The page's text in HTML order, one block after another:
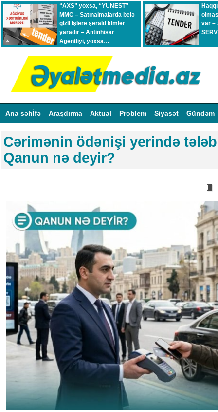
“AXS” yoxsa, “YUNEST”
MMC – Satınalmalarda belə
gizli işlərə şəraiti kimlər
yaradır – Antinhisar
Agentliyi, yoxsa…
var –
Ana səhİfə Araşdırma Aktual Problem Siyasət Gündəm
Cərimənin ödənişi yerində
Qanun nə deyir?